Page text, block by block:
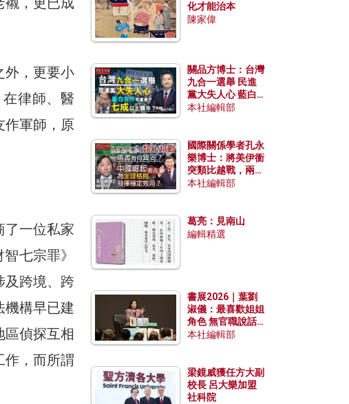
外，更要小
律師、醫
作軍師，原
了一位私家
七宗罪》
及跨境、跨
機構早已建
區偵探互相
作，而所謂
化才能治本
陳家偉
關品方博士：台灣
九合一選舉 民進
黨大失人心 藍白
合作有望拿下七成
本社編輯部
國際關係學者孔永
樂博士：將美伊衝
突類比越戰，兩者
有何異同？中國崛
本社編輯部
葛亮：見南山
編輯精選
書展2026｜葉劉
淑儀：最喜歡姐姐
角色 無官職說話
包袱少
本社編輯部
梁鏡威獲任方大副
校長 呂大樂加盟
社科院